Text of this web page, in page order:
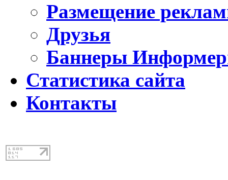
Размещение
Друзья
Баннеры
Статистика сайта
Контакты